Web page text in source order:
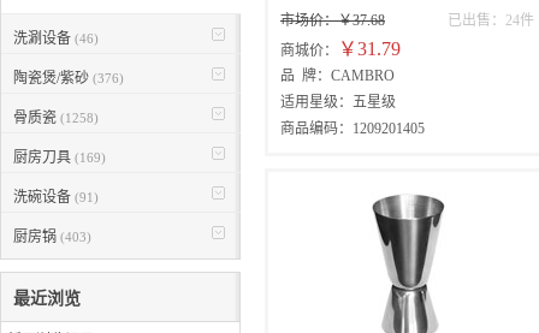
已出售：24件
市场价：￥37.68
商城价：
￥31.79
品 牌：CAMBRO
适用星级：五星级
商品编码：1209201405
洗涮设备 (46)
陶瓷煲/紫砂 (376)
骨质瓷 (1258)
厨房刀具 (169)
洗碗设备 (91)
厨房锅 (403)
最近浏览